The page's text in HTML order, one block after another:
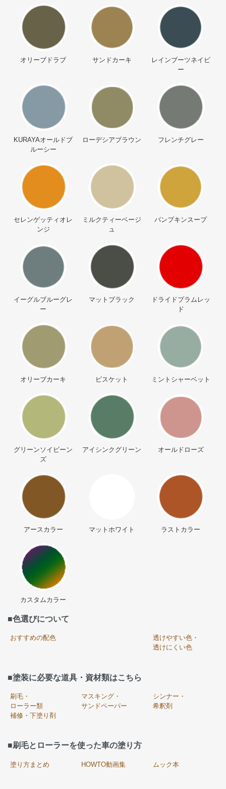
オリーブドラブ サンドカーキ
レインブーツネイビ
ー
KURAYAオールドブ
ルーシー
ローデシアブラウン フレンチグレー
セレンゲッティオレ
ンジ
ミルクティーベージ
ュ
パンプキンスープ
イーグルブルーグレ
ー
マットブラック
ドライドプラムレッ
ド
オリーブカーキ ビスケット ミントシャーベット
グリーンソイビーン
ズ
アイシンクグリーン オールドローズ
アースカラー マットホワイト ラストカラー
カスタムカラー
■色選びについて
おすすめの配色
透けやすい色・
透けにくい色
■塗装に必要な道具・資材類はこちら
刷毛・
ローラー類
マスキング・
サンドペーパー
シンナー・
希釈剤
補修・下塗り剤
■刷毛とローラーを使った車の塗り方
塗り方まとめ HOWTO動画集 ムック本